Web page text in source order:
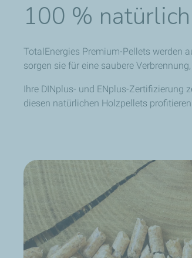
100 %
TotalEnergies Premium-Pellets werden
sorgen sie für eine saubere
Ihre DINplus- und ENplus-Zertifizierung
diesen natürlichen Holzpellets